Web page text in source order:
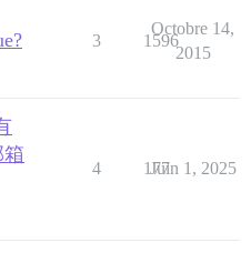
3 1596
Octobre 14,
2015
4 177
Juin 1, 2025